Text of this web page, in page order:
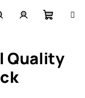
košík
Quality